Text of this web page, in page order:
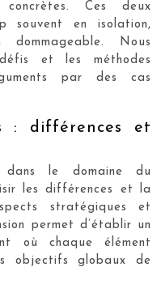
Ces deux
souvent en isolation,
dommageable. Nous
et les méthodes
par des cas
: différences et
dans le domaine du
les différences et la
stratégiques et
permet d’établir un
où chaque élément
objectifs globaux de